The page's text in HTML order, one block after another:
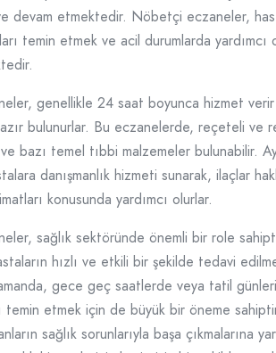
devam etmektedir. Nöbetçi eczaneler,
temin etmek ve acil durumlarda yardımcı
genellikle 24 saat boyunca hizmet
bulunurlar. Bu eczanelerde, reçeteli ve
bazı temel tıbbi malzemeler bulunabilir.
danışmanlık hizmeti sunarak, ilaçlar
konusunda yardımcı olurlar.
sağlık sektöründe önemli bir role
hızlı ve etkili bir şekilde tedavi
gece geç saatlerde veya tatil
temin etmek için de büyük bir öneme
sağlık sorunlarıyla başa çıkmalarına